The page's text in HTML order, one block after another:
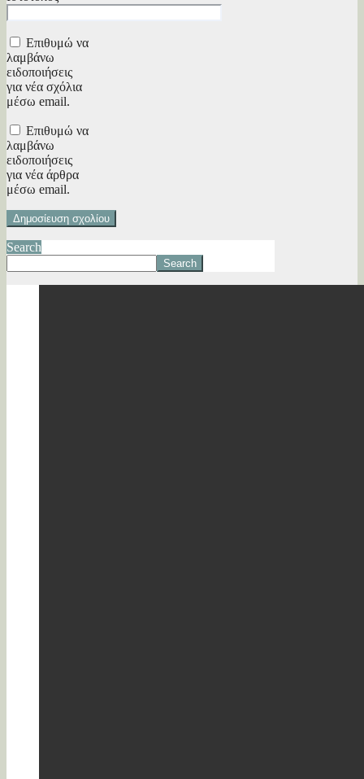
Επιθυμώ να
λαμβάνω
ειδοποιήσεις
για νέα σχόλια
μέσω email.
Επιθυμώ να
λαμβάνω
ειδοποιήσεις
για νέα άρθρα
μέσω email.
Search
Search